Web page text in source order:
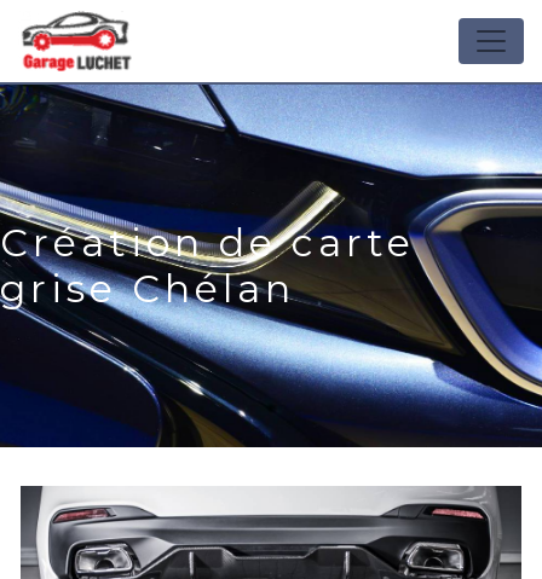
Panneau de gestion des cookies
Création de carte
grise Chélan